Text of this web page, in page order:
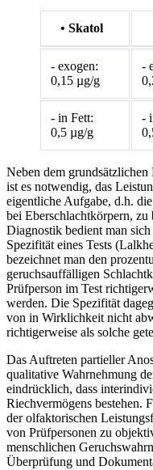
• Skatol
- exogen:
0,15 µg/g
-
- in Fett:
0,5 µg/g
-
Neben dem
ist es notwendig, das
eigentliche Aufgabe, d.h.
bei Eberschlachtkörpern,
Diagnostik bedient man
Spezifität eines Tests
bezeichnet man den
geruchsauffälligen
Prüfperson im Test
werden. Die Spezifität
von in Wirklichkeit nicht
richtigerweise als solche
Das Auftreten partieller
qualitative Wahrnehmung
eindrücklich, dass
Riechvermögens bestehen.
der olfaktorischen
von Prüfpersonen zu
menschlichen
Überprüfung und